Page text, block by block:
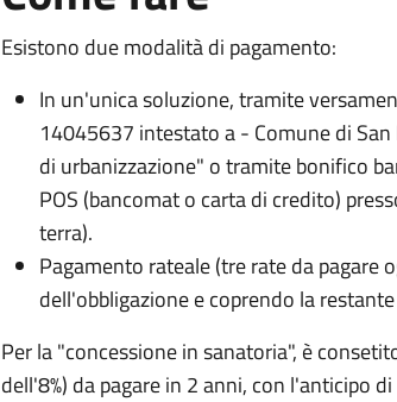
Esistono due modalità di pagamento:
In un'unica soluzione, tramite
14045637 intestato a - Comune di
di urbanizzazione" o tramite bonifico
POS (bancomat o carta di credito)
terra).
Pagamento rateale (tre rate da
dell'obbligazione e coprendo la
Per la "concessione in sanatoria", è
dell'8%) da pagare in 2 anni, con l'anticipo